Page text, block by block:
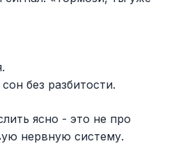
без разбитости.
ясно - это не про
нервную систему.